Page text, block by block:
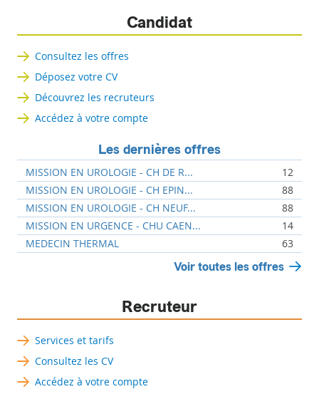
Candidat
Consultez les offres
Déposez votre CV
Découvrez les recruteurs
Accédez à votre compte
Les dernières offres
MISSION EN UROLOGIE - CH DE R...
12
MISSION EN UROLOGIE - CH EPIN...
88
MISSION EN UROLOGIE - CH NEUF...
88
MISSION EN URGENCE - CHU CAEN...
14
MEDECIN THERMAL
63
Voir toutes les offres
Recruteur
Services et tarifs
Consultez les CV
Accédez à votre compte